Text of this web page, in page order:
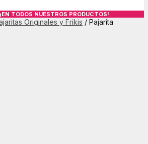
TODOS NUESTROS PRODUCTOS!
Originales y Frikis / Pajarita